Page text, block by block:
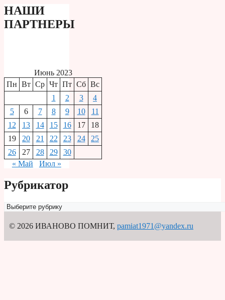
НАШИ
ПАРТНЕРЫ
Июнь 2023
Пн Вт Ср Чт Пт Сб Вс
1
2 3
4
5
6 7 8 9 10
11
12
13 14 15 16 17
18
19
20 21 22 23 24
25
26
27 28 29
30
« Май
Июл »
Рубрикатор
Рубрикатор
© 2026 ИВАНОВО ПОМНИТ, pamiat1971@yandex.ru